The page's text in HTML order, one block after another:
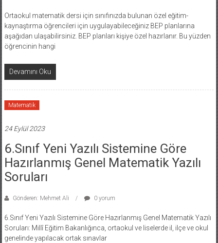
Ortaokul matematik dersi için sınıfınızda bulunan özel eğitim-
kaynaştırma öğrencileri için uygulayabileceğiniz BEP planlarına
aşağıdan ulaşabilirsiniz. BEP planları kişiye özel hazırlanır. Bu yüzden
öğrencinin hangi
Devamını Oku
Matematik
24 Eylül 2023
6.Sınıf Yeni Yazılı Sistemine Göre
Hazırlanmış Genel Matematik Yazılı
Soruları
Gönderen: Mehmet Ali 0 yorum
6.Sınıf Yeni Yazılı Sistemine Göre Hazırlanmış Genel Matematik Yazılı
Soruları: Millî Eğitim Bakanlığınca, ortaokul ve liselerde il, ilçe ve okul
genelinde yapılacak ortak sınavlar